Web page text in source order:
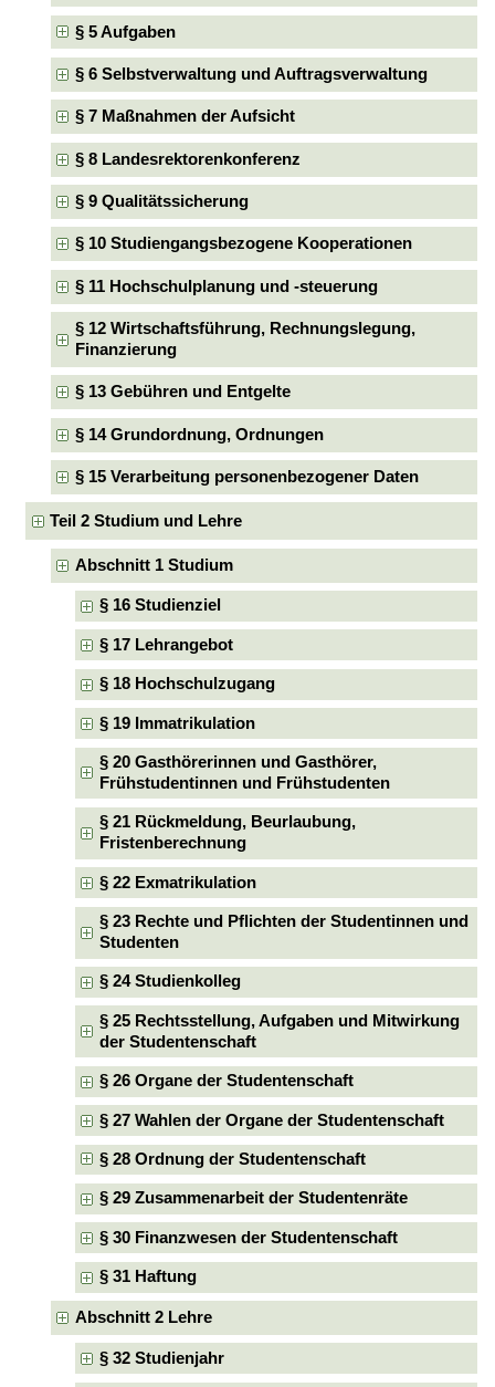
§ 5 Aufgaben
§ 6 Selbstverwaltung und Auftragsverwaltung
§ 7 Maßnahmen der Aufsicht
§ 8 Landesrektorenkonferenz
§ 9 Qualitätssicherung
§ 10 Studiengangsbezogene Kooperationen
§ 11 Hochschulplanung und -steuerung
§ 12 Wirtschaftsführung, Rechnungslegung,
Finanzierung
§ 13 Gebühren und Entgelte
§ 14 Grundordnung, Ordnungen
§ 15 Verarbeitung personenbezogener Daten
Teil 2 Studium und Lehre
Abschnitt 1 Studium
§ 16 Studienziel
§ 17 Lehrangebot
§ 18 Hochschulzugang
§ 19 Immatrikulation
§ 20 Gasthörerinnen und Gasthörer,
Frühstudentinnen und Frühstudenten
§ 21 Rückmeldung, Beurlaubung,
Fristenberechnung
§ 22 Exmatrikulation
§ 23 Rechte und Pflichten der Studentinnen und
Studenten
§ 24 Studienkolleg
§ 25 Rechtsstellung, Aufgaben und Mitwirkung
der Studentenschaft
§ 26 Organe der Studentenschaft
§ 27 Wahlen der Organe der Studentenschaft
§ 28 Ordnung der Studentenschaft
§ 29 Zusammenarbeit der Studentenräte
§ 30 Finanzwesen der Studentenschaft
§ 31 Haftung
Abschnitt 2 Lehre
§ 32 Studienjahr